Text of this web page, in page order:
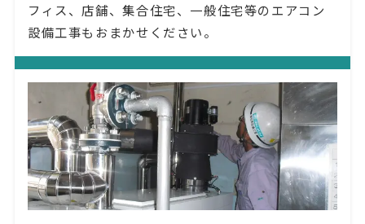
フィス、店舗、集合住宅、一般住宅等のエアコン
設備工事もおまかせください。